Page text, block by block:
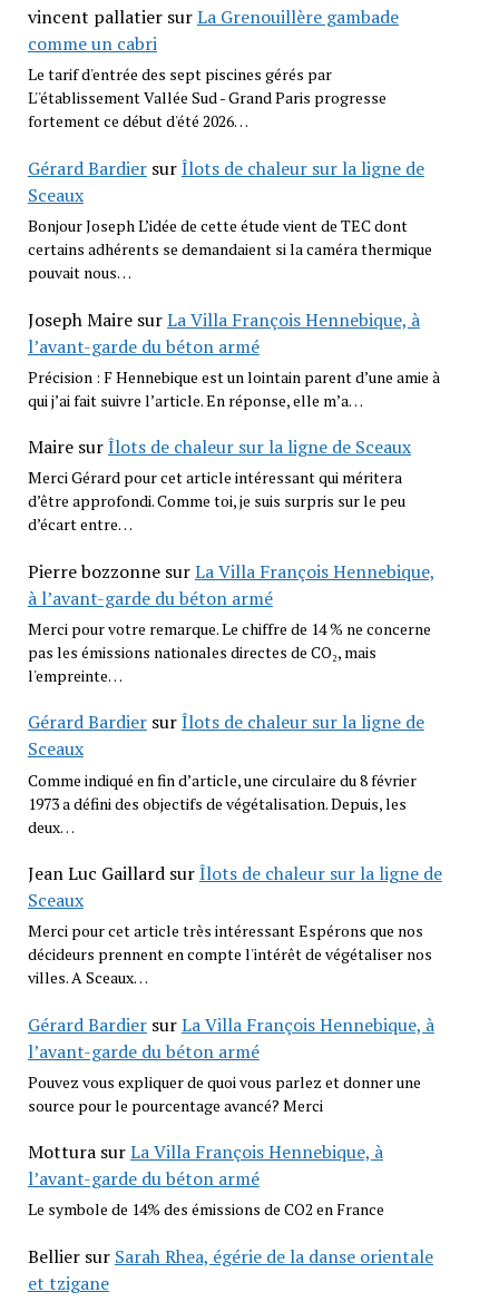
vincent pallatiersurLa Grenouillère gambade
comme un cabri
Le tarif d'entrée des sept piscines gérés par
L''établissement Vallée Sud - Grand Paris progresse
fortement ce début d'été 2026…
Gérard BardiersurÎlots de chaleur sur la ligne de
Sceaux
Bonjour Joseph L’idée de cette étude vient de TEC dont
certains adhérents se demandaient si la caméra thermique
pouvait nous…
Joseph MairesurLa Villa François Hennebique, à
l’avant-garde du béton armé
Précision : F Hennebique est un lointain parent d’une amie à
qui j’ai fait suivre l’article. En réponse, elle m’a…
MairesurÎlots de chaleur sur la ligne de Sceaux
Merci Gérard pour cet article intéressant qui méritera
d’être approfondi. Comme toi, je suis surpris sur le peu
d’écart entre…
Pierre bozzonnesurLa Villa François Hennebique,
à l’avant-garde du béton armé
Merci pour votre remarque. Le chiffre de 14 % ne concerne
pas les émissions nationales directes de CO₂, mais
l'empreinte…
Gérard BardiersurÎlots de chaleur sur la ligne de
Sceaux
Comme indiqué en fin d’article, une circulaire du 8 février
1973 a défini des objectifs de végétalisation. Depuis, les
deux…
Jean Luc GaillardsurÎlots de chaleur sur la ligne de
Sceaux
Merci pour cet article très intéressant Espérons que nos
décideurs prennent en compte l'intérêt de végétaliser nos
villes. A Sceaux…
Gérard BardiersurLa Villa François Hennebique, à
l’avant-garde du béton armé
Pouvez vous expliquer de quoi vous parlez et donner une
source pour le pourcentage avancé? Merci
MotturasurLa Villa François Hennebique, à
l’avant-garde du béton armé
Le symbole de 14% des émissions de CO2 en France
Belliersur Sarah Rhea, égérie de la danse orientale
et tzigane